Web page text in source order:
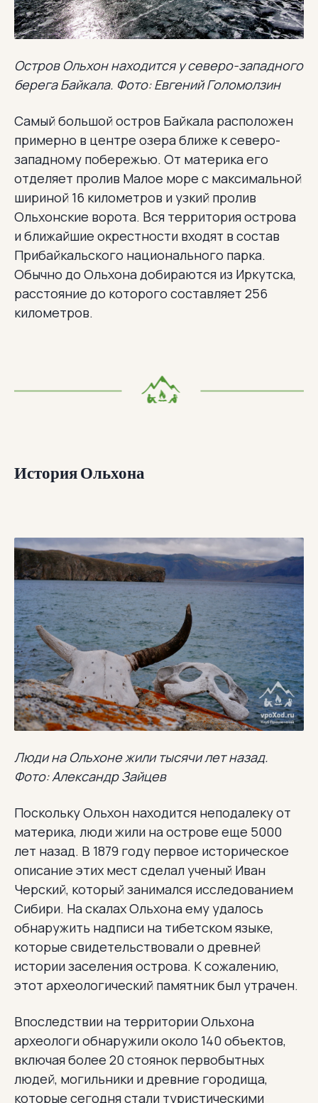
Остров Ольхон находится у северо-западного
берега Байкала. Фото: Евгений Голомолзин
Самый большой остров Байкала расположен
примерно в центре озера ближе к северо-
западному побережью. От материка его
отделяет пролив Малое море с максимальной
шириной 16 километров и узкий пролив
Ольхонские ворота. Вся территория острова
и ближайшие окрестности входят в состав
Прибайкальского национального парка.
Обычно до Ольхона добираются из Иркутска,
расстояние до которого составляет 256
километров.
История Ольхона
Люди на Ольхоне жили тысячи лет назад.
Фото: Александр Зайцев
Поскольку Ольхон находится неподалеку от
материка, люди жили на острове еще 5000
лет назад. В 1879 году первое историческое
описание этих мест сделал ученый Иван
Черский, который занимался исследованием
Сибири. На скалах Ольхона ему удалось
обнаружить надписи на тибетском языке,
которые свидетельствовали о древней
истории заселения острова. К сожалению,
этот археологический памятник был утрачен.
Впоследствии на территории Ольхона
археологи обнаружили около 140 объектов,
включая более 20 стоянок первобытных
людей, могильники и древние городища,
которые сегодня стали туристическими